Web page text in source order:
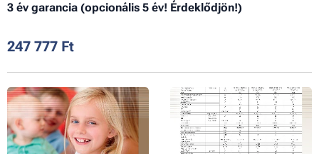
3 év garancia (opcionális 5 év! Érdeklődjön!)
247 777 Ft